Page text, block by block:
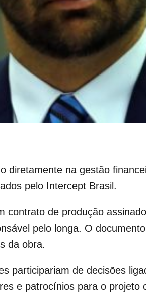
diretamente na gestão
pelo Intercept Brasil .
contrato de produção
pelo longa. O
da obra.
participariam de decisões
e patrocínios para o projeto